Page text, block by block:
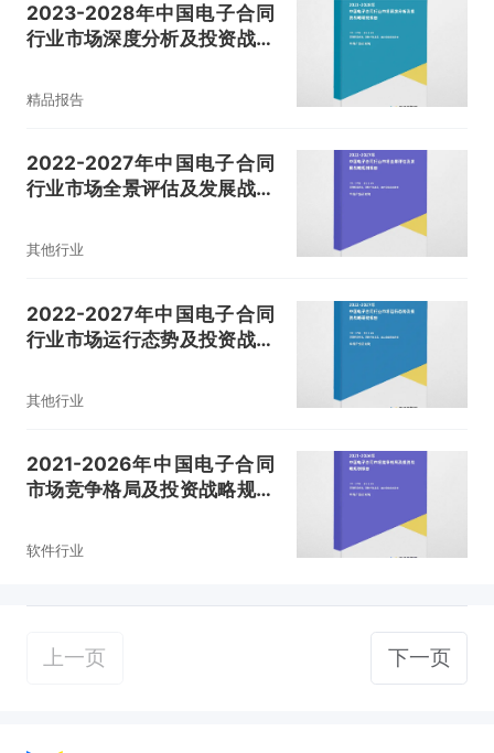
2023-2028年中国电子合同
行业市场深度分析及投资战略
精品报告
2022-2027年中国电子合同
行业市场全景评估及发展战略
其他行业
2022-2027年中国电子合同
行业市场运行态势及投资战略
其他行业
2021-2026年中国电子合同
市场竞争格局及投资战略规划
软件行业
上一页 下一页